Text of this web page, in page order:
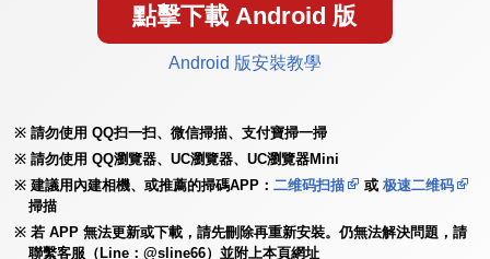
點擊下載 Android 版
Android 版安裝教學
請勿使用 QQ扫一扫、微信掃描、支付寶掃一掃
請勿使用 QQ瀏覽器、UC瀏覽器、UC瀏覽器Mini
建議用內建相機、或推薦的掃碼APP：二维码扫描 或极速二维码
掃描
若 APP 無法更新或下載，請先刪除再重新安裝。仍無法解決問題，請
聯繫客服（Line：@sline66）並附上本頁網址